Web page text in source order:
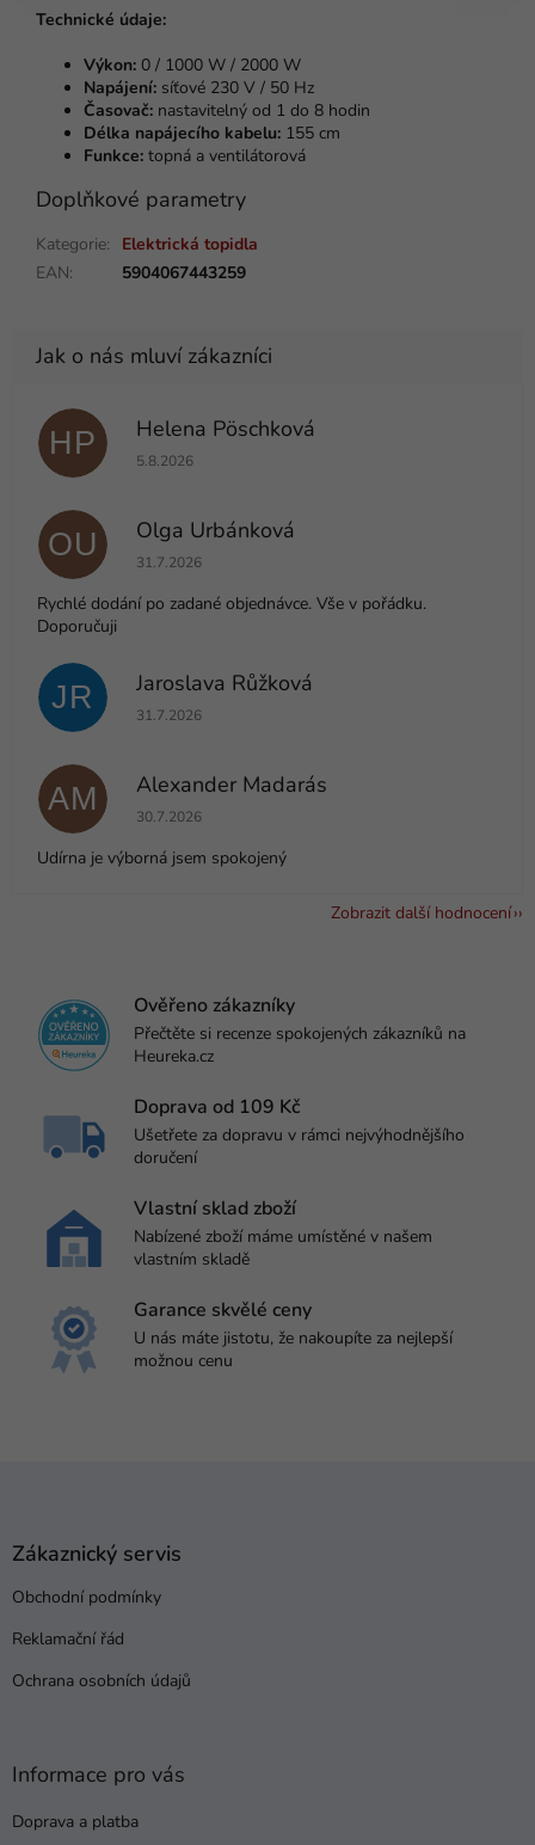
Technické údaje:
Výkon: 0 / 1000 W / 2000 W
Napájení: síťové 230 V / 50 Hz
Časovač: nastavitelný od 1 do 8 hodin
Délka napájecího kabelu: 155 cm
Funkce: topná a ventilátorová
Doplňkové parametry
Kategorie:
Elektrická topidla
EAN: 5904067443259
HP Helena Pöschková
Hodnocení obchodu je 5 z 5 hvězdiček.
5.8.2026
OU Olga Urbánková
Hodnocení obchodu je 5 z 5 hvězdiček.
31.7.2026
Rychlé dodání po zadané objednávce. Vše v pořádku.
Doporučuji
JR Jaroslava Růžková
Hodnocení obchodu je 5 z 5 hvězdiček.
31.7.2026
AM Alexander Madarás
Hodnocení obchodu je 5 z 5 hvězdiček.
30.7.2026
Udírna je výborná jsem spokojený
Zobrazit další hodnocení
Ověřeno zákazníky
Přečtěte si recenze spokojených zákazníků na
Heureka.cz
Doprava od 109 Kč
Ušetřete za dopravu v rámci nejvýhodnějšího
doručení
Vlastní sklad zboží
Nabízené zboží máme umístěné v našem
vlastním skladě
Garance skvělé ceny
U nás máte jistotu, že nakoupíte za nejlepší
možnou cenu
Zákaznický servis
Obchodní podmínky
Reklamační řád
Ochrana osobních údajů
Informace pro vás
Doprava a platba